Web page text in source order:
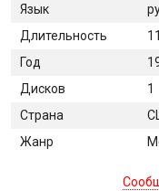
Язык
Длительность
Год
Дисков
1
Страна
Жанр